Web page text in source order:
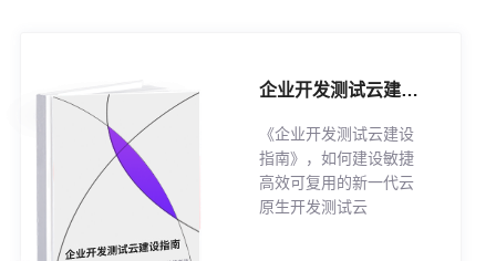
企业开发测试云建设指南
《企业开发测试云建设
指南》，如何建设敏捷
高效可复用的新一代云
原生开发测试云